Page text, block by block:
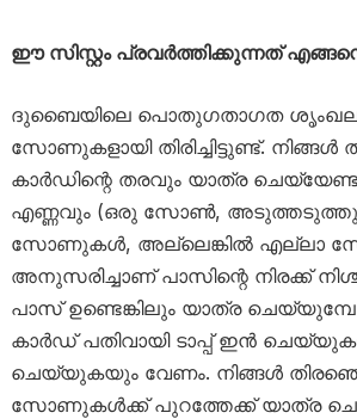
ഈ സിസ്റ്റം പ്രവർത്തിക്കുന്നത്
ദുബൈയിലെ പൊതുഗതാഗത
സോണുകളായി തിരിച്ചിട്ടുണ്ട്. നിങ്ങൾ
കാർഡിന്റെ തരവും യാത്ര
എണ്ണവും (ഒരു സോൺ,
സോണുകൾ, അല്ലെങ്കിൽ എല്ലാ
അനുസരിച്ചാണ് പാസിന്റെ നിരക്ക്
പാസ് ഉണ്ടെങ്കിലും യാത്ര
കാർഡ് പതിവായി ടാപ്പ് ഇൻ
ചെയ്യുകയും വേണം. നിങ്ങൾ
സോണുകൾക്ക് പുറത്തേക്ക് യാത്ര